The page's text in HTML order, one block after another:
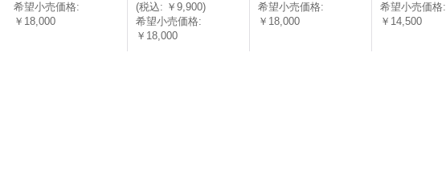
希望小売価格:
￥18,000
(税込: ￥9,900)
希望小売価格:
￥18,000
希望小売価格:
￥18,000
希望小売価格:
￥14,500